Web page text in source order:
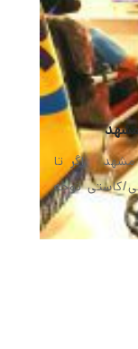
مشهد اگر تا
کاستی توجه